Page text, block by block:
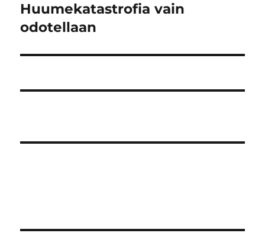
Seuraava
artikkeli:
Huumekatastrofia vain
odotellaan